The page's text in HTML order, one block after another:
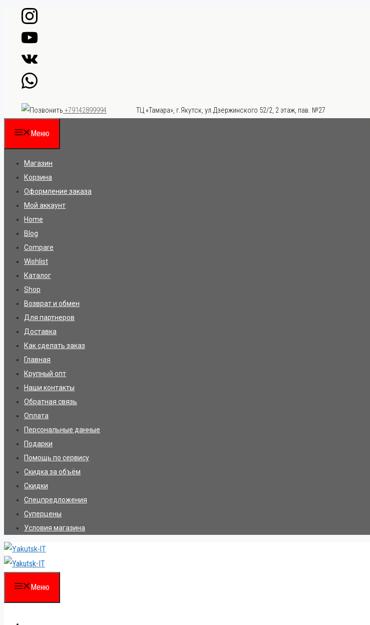
Перейти
содержимому
+79142899994 ТЦ «Тамара», г.Якутск, ул.Дзержинского 52/2, 2 этаж, пав. №27
Меню
Магазин
Корзина
Оформление заказа
Мой аккаунт
Home
Blog
Compare
Wishlist
Каталог
Shop
Возврат и обмен
Для партнеров
Доставка
Как сделать заказ
Главная
Крупный опт
Наши контакты
Обратная связь
Оплата
Персональные данные
Подарки
Помощь по сервису
Скидка за объём
Скидки
Спецпредложения
Суперцены
Условия магазина
Меню